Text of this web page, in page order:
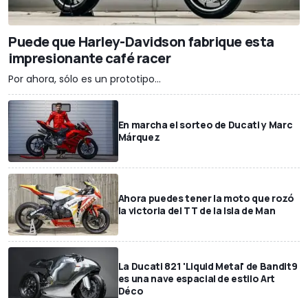
Puede que Harley-Davidson fabrique esta
impresionante café racer
Por ahora, sólo es un prototipo...
En marcha el sorteo de Ducati y Marc
Márquez
Ahora puedes tener la moto que rozó
la victoria del TT de la Isla de Man
La Ducati 821 'Liquid Metal' de Bandit9
es una nave espacial de estilo Art
Déco